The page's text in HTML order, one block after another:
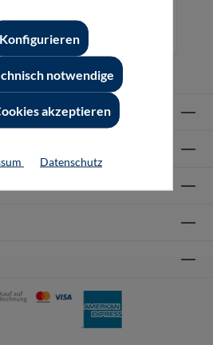
notwendige
Konfigurieren
akzeptieren
Datenschutz